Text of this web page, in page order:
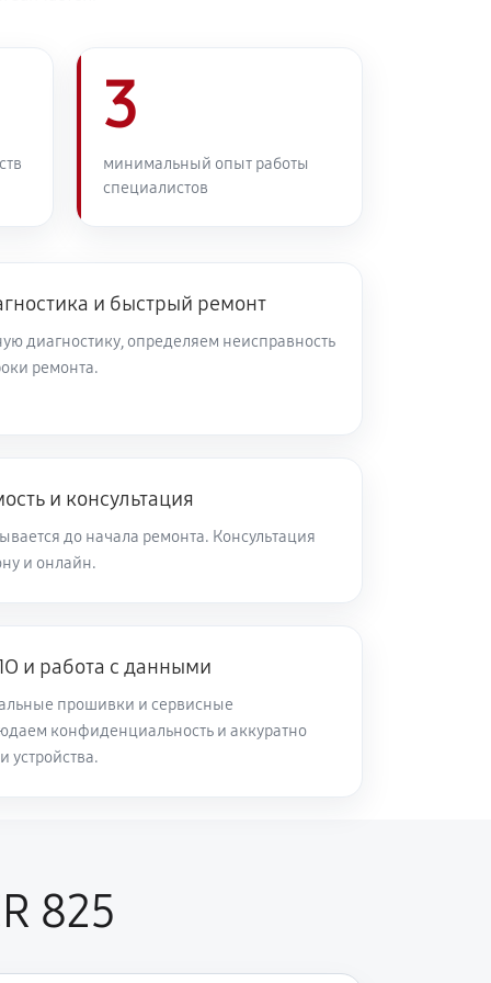
3
минимальный опыт работы
специалистов
и быстрый ремонт
диагностику, определяем неисправность
ремонта.
и консультация
до начала ремонта. Консультация
и онлайн.
и работа с данными
прошивки и сервисные
конфиденциальность и аккуратно
устройства.
825